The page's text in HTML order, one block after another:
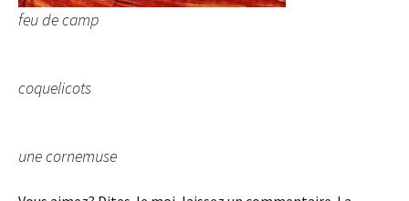
feu de camp
coquelicots
une cornemuse